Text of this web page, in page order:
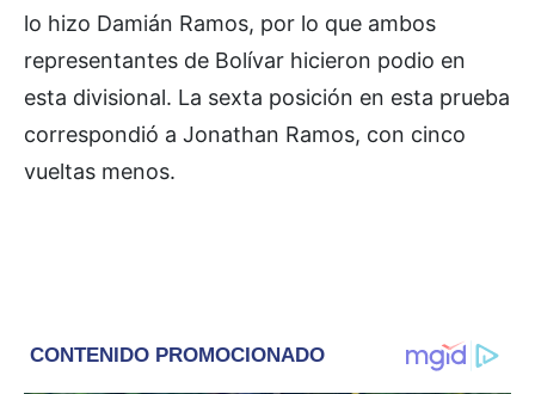
lo hizo Damián Ramos, por lo que ambos
representantes de Bolívar hicieron podio en
esta divisional. La sexta posición en esta prueba
correspondió a Jonathan Ramos, con cinco
vueltas menos.